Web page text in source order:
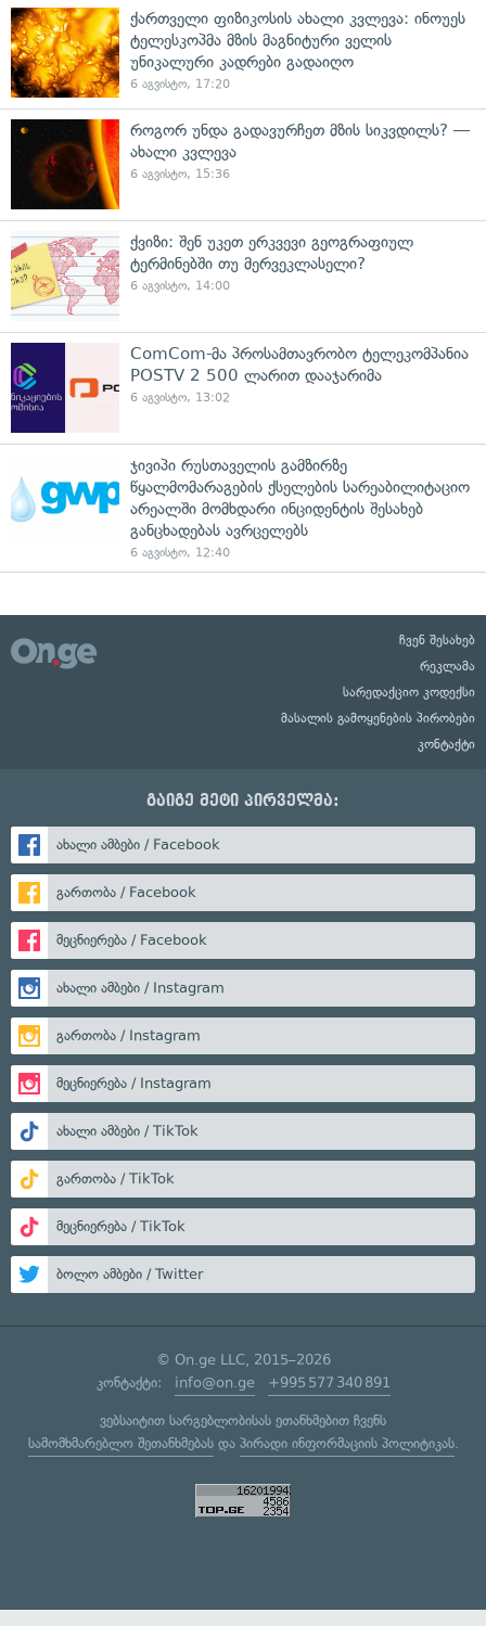
ქართველი ფიზიკოსის ახალი კვლევა: ინოუეს
ტელესკოპმა მზის მაგნიტური ველის
უნიკალური კადრები გადაიღო
6 აგვისტო, 17:20
როგორ უნდა გადავურჩეთ მზის სიკვდილს? —
ახალი კვლევა
6 აგვისტო, 15:36
ქვიზი: შენ უკეთ ერკვევი გეოგრაფიულ
ტერმინებში თუ მერვეკლასელი?
6 აგვისტო, 14:00
ComCom-მა პროსამთავრობო ტელეკომპანია
POSTV 2 500 ლარით დააჯარიმა
6 აგვისტო, 13:02
ჯივიპი რუსთაველის გამზირზე
წყალმომარაგების ქსელების სარეაბილიტაციო
არეალში მომხდარი ინციდენტის შესახებ
განცხადებას ავრცელებს
6 აგვისტო, 12:40
ჩვენ შესახებ
რეკლამა
სარედაქციო კოდექსი
მასალის გამოყენების პირობები
კონტაქტი
გაიგე მეტი პირველმა:
ახალი ამბები / Facebook
გართობა / Facebook
მეცნიერება / Facebook
ახალი ამბები / Instagram
გართობა / Instagram
მეცნიერება / Instagram
ახალი ამბები / TikTok
გართობა / TikTok
მეცნიერება / TikTok
ბოლო ამბები / Twitter
© On.ge LLC, 2015–2026
კონტაქტი: info@on.ge +995 577 340 891
ვებსაიტით სარგებლობისას ეთანხმებით ჩვენს
სამომხმარებლო შეთანხმებასდა პირადი ინფორმაციის პოლიტიკას.